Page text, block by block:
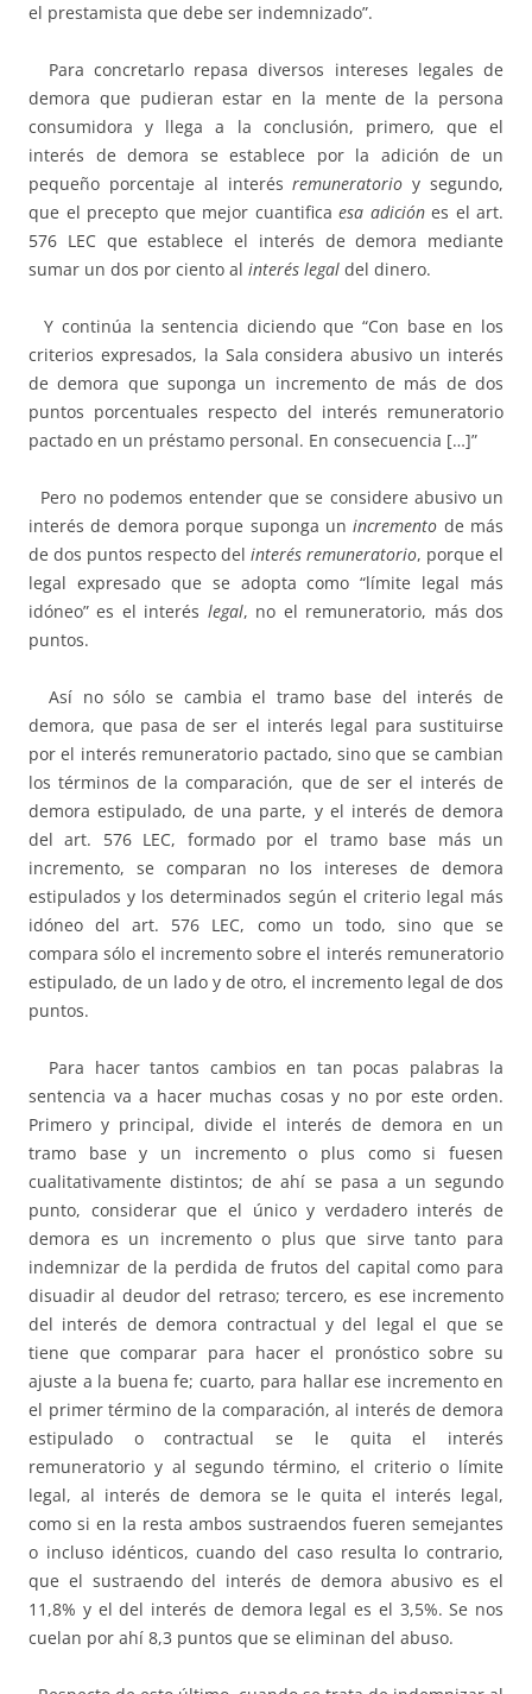
el prestamista que debe ser indemnizado”.
Para concretarlo repasa diversos intereses legales de
demora que pudieran estar en la mente de la persona
consumidora y llega a la conclusión, primero, que el
interés de demora se establece por la adición de un
pequeño porcentaje al interésremuneratorio y segundo,
que el precepto que mejor cuantifica esa adiciónes el art.
576 LEC que establece el interés de demora mediante
sumar un dos por ciento al interés legal del dinero.
Y continúa la sentencia diciendo que “Con base en los
criterios expresados, la Sala considera abusivo un interés
de demora que suponga un incremento de más de dos
puntos porcentuales respecto del interés remuneratorio
pactado en un préstamo personal. En consecuencia […]”
Pero no podemos entender que se considere abusivo un
interés de demora porque suponga unincremento de más
de dos puntos respecto del interés remuneratorio, porque el
legal expresado que se adopta como “límite legal más
idóneo” es el interés legal, no el remuneratorio, más dos
puntos.
Así no sólo se cambia el tramo base del interés de
demora, que pasa de ser el interés legal para sustituirse
por el interés remuneratorio pactado, sino que se cambian
los términos de la comparación, que de ser el interés de
demora estipulado, de una parte, y el interés de demora
del art. 576 LEC, formado por el tramo base más un
incremento, se comparan no los intereses de demora
estipulados y los determinados según el criterio legal más
idóneo del art. 576 LEC, como un todo, sino que se
compara sólo el incremento sobre el interés remuneratorio
estipulado, de un lado y de otro, el incremento legal de dos
puntos.
Para hacer tantos cambios en tan pocas palabras la
sentencia va a hacer muchas cosas y no por este orden.
Primero y principal, divide el interés de demora en un
tramo base y un incremento o plus como si fuesen
cualitativamente distintos; de ahí se pasa a un segundo
punto, considerar que el único y verdadero interés de
demora es un incremento o plus que sirve tanto para
indemnizar de la perdida de frutos del capital como para
disuadir al deudor del retraso; tercero, es ese incremento
del interés de demora contractual y del legal el que se
tiene que comparar para hacer el pronóstico sobre su
ajuste a la buena fe; cuarto, para hallar ese incremento en
el primer término de la comparación, al interés de demora
estipulado o contractual se le quita el interés
remuneratorio y al segundo término, el criterio o límite
legal, al interés de demora se le quita el interés legal,
como si en la resta ambos sustraendos fueren semejantes
o incluso idénticos, cuando del caso resulta lo contrario,
que el sustraendo del interés de demora abusivo es el
11,8% y el del interés de demora legal es el 3,5%. Se nos
cuelan por ahí 8,3 puntos que se eliminan del abuso.